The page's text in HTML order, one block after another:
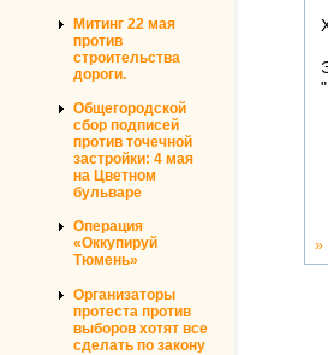
Митинг 22 мая
против
строительства
дороги.
Общегородской
сбор подписей
против точечной
застройки: 4 мая
на Цветном
бульваре
Операция
«Оккупируй
Тюмень»
Организаторы
протеста против
выборов хотят все
сделать по закону
»